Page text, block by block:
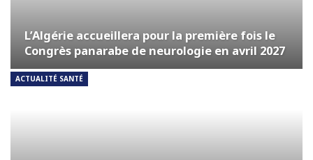
L’Algérie accueillera pour la première fois le
Congrès panarabe de neurologie en avril 2027
ACTUALITÉ SANTÉ